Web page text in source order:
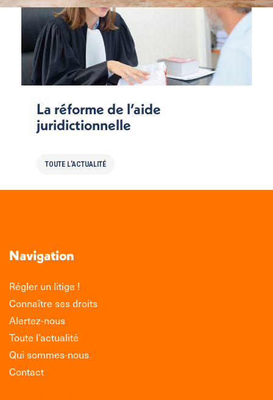
La réforme de l’aide
juridictionnelle
TOUTE L'ACTUALITÉ
Navigation
Régler un litige !
Connaître ses droits
Alertez-nous
Toute l’actualité
Qui sommes-nous
Contact